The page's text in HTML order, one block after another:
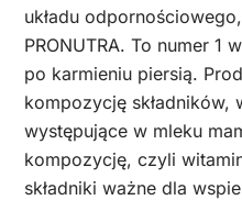
układu
PRONUTRA. To numer 1
po karmieniu piersią.
kompozycję składników,
występujące w mleku
kompozycję, czyli
składniki ważne dla